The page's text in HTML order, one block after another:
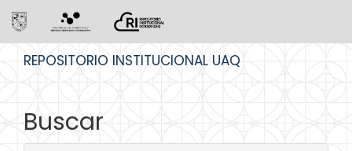
REPOSITORIO INSTITUCIONAL UAQ
Buscar